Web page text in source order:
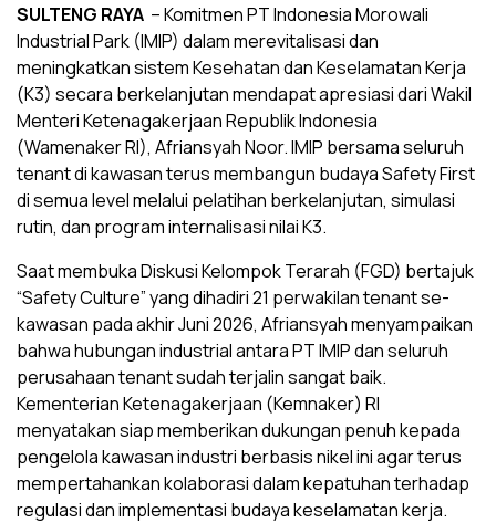
SULTENG RAYA – Komitmen PT Indonesia Morowali
Industrial Park (IMIP) dalam merevitalisasi dan
meningkatkan sistem Kesehatan dan Keselamatan Kerja
(K3) secara berkelanjutan mendapat apresiasi dari Wakil
Menteri Ketenagakerjaan Republik Indonesia
(Wamenaker RI), Afriansyah Noor. IMIP bersama seluruh
tenant di kawasan terus membangun budaya Safety First
di semua level melalui pelatihan berkelanjutan, simulasi
rutin, dan program internalisasi nilai K3.
Saat membuka Diskusi Kelompok Terarah (FGD) bertajuk
“Safety Culture” yang dihadiri 21 perwakilan tenant se-
kawasan pada akhir Juni 2026, Afriansyah menyampaikan
bahwa hubungan industrial antara PT IMIP dan seluruh
perusahaan tenant sudah terjalin sangat baik.
Kementerian Ketenagakerjaan (Kemnaker) RI
menyatakan siap memberikan dukungan penuh kepada
pengelola kawasan industri berbasis nikel ini agar terus
mempertahankan kolaborasi dalam kepatuhan terhadap
regulasi dan implementasi budaya keselamatan kerja.